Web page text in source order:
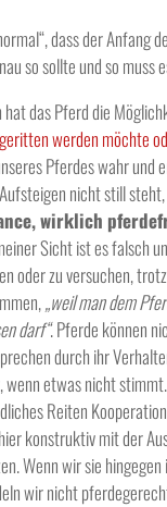
dass der Anfang
so sollte und so muss
das Pferd die
werden möchte
Pferdes wahr und
nicht still
wirklich
Sicht ist es falsch
oder zu versuchen,
„weil man dem
darf“. Pferde können
durch ihr
wenn etwas nicht
Reiten
konstruktiv mit der
Wenn wir sie
wir nicht